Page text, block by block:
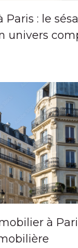
Paris : le
univers
à